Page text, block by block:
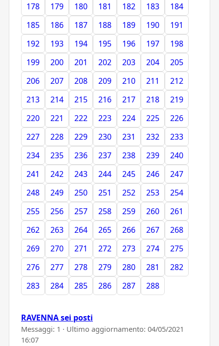
178
179 180 181 182 183
184
185
186 187 188 189 190
191
192
193 194 195 196 197
198
199
200 201 202 203 204
205
206
207 208 209 210 211
212
213
214 215 216 217 218
219
220
221 222 223 224 225
226
227
228 229 230 231 232
233
234
235 236 237 238 239
240
241
242 243 244 245 246
247
248
249 250 251 252 253
254
255
256 257 258 259 260
261
262
263 264 265 266 267
268
269
270 271 272 273 274
275
276
277 278 279 280 281
282
283
284 285 286 287 288
RAVENNA sei posti
Messaggi: 1 · Ultimo aggiornamento: 04/05/2021
16:07